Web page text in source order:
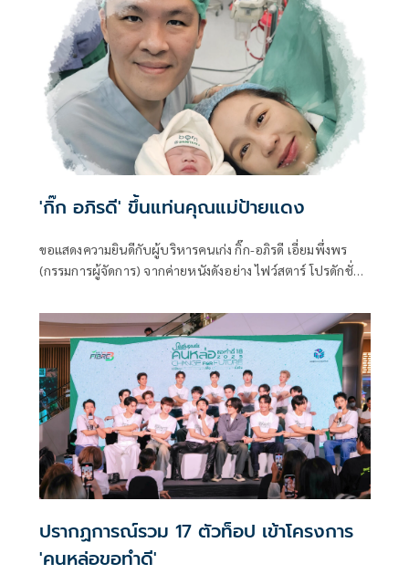
'กิ๊ก อภิรดี' ขึ้นแท่นคุณแม่ป้ายแดง
ขอแสดงความยินดีกับผู้บริหารคนเก่ง กิ๊ก-อภิรดี เอี่ยมพึ่งพร
(กรรมการผู้จัดการ) จากค่ายหนังดังอย่าง ไฟว์สตาร์ โปรดักชั่น
ปรากฏการณ์รวม 17 ตัวท็อป เข้าโครงการ
'คนหล่อขอทำดี'